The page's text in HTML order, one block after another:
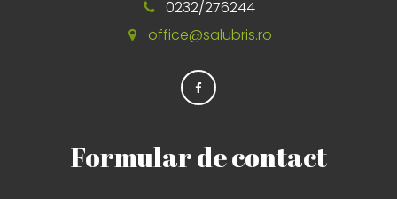
0232/276244
office@salubris.ro
Formular de contact